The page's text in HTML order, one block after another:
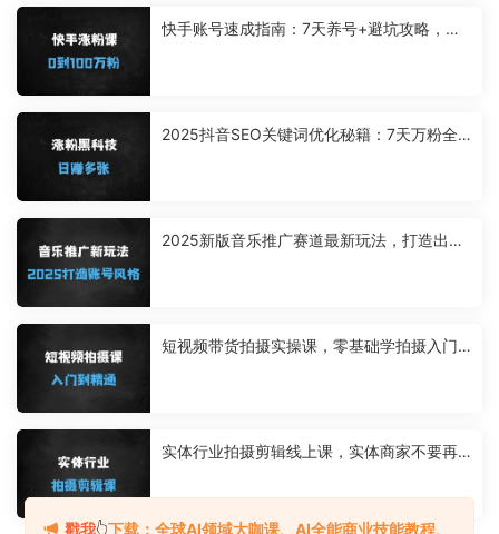
快手账号速成指南：7天养号+避坑攻略，手
2025抖音SEO关键词优化秘籍：7天万粉全
2025新版音乐推广赛道最新玩法，打造出自
短视频带货拍摄实操课，零基础学拍摄入门
实体行业拍摄剪辑线上课，实体商家不要再
戳我👆下载：全球AI领域大咖课、AI全能商业技能教程、